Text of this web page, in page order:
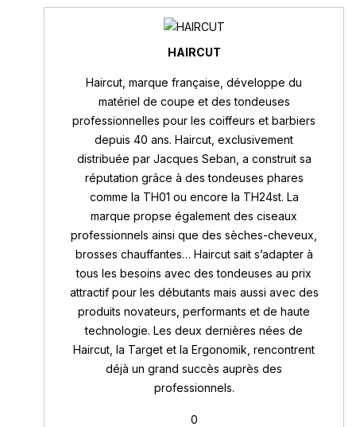
HAIRCUT
Haircut, marque française, développe du
matériel de coupe et des tondeuses
professionnelles pour les coiffeurs et barbiers
depuis 40 ans. Haircut, exclusivement
distribuée par Jacques Seban, a construit sa
réputation grâce à des tondeuses phares
comme la TH01 ou encore la TH24st. La
marque propse également des ciseaux
professionnels ainsi que des sèches-cheveux,
brosses chauffantes… Haircut sait s’adapter à
tous les besoins avec des tondeuses au prix
attractif pour les débutants mais aussi avec des
produits novateurs, performants et de haute
technologie. Les deux dernières nées de
Haircut, la Target et la Ergonomik, rencontrent
déjà un grand succès auprès des
professionnels.
0